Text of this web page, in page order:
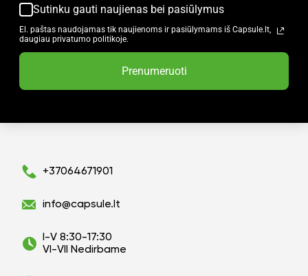
Sutinku gauti naujienas bei pasiūlymus
El. paštas naudojamas tik naujienoms ir pasiūlymams iš Capsule.lt,
daugiau privatumo politikoje.
Prenumeruoti
+37064671901
info@capsule.lt
I-V 8:30-17:30
VI-VII Nedirbame